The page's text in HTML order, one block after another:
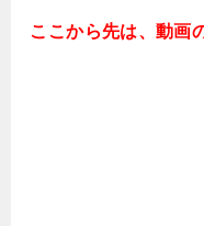
ここから先は、動画